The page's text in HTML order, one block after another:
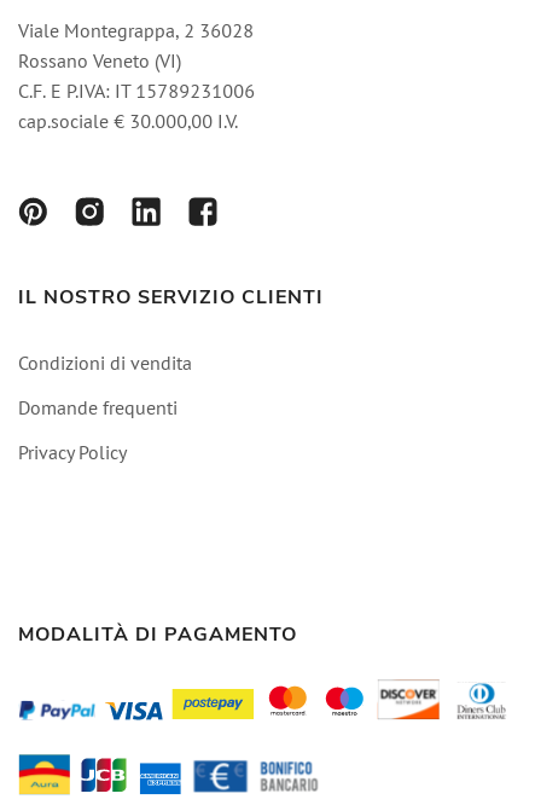
Viale Montegrappa, 2 36028
Rossano Veneto (VI)
C.F. E P.IVA: IT 15789231006
cap.sociale € 30.000,00 I.V.
IL NOSTRO SERVIZIO CLIENTI
Condizioni di vendita
Domande frequenti
Privacy Policy
MODALITÀ DI PAGAMENTO